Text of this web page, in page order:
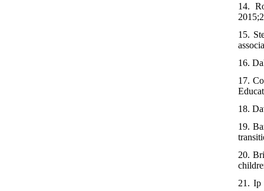
14.
15.
16.
17.
18.
19.
20.
21. Ip